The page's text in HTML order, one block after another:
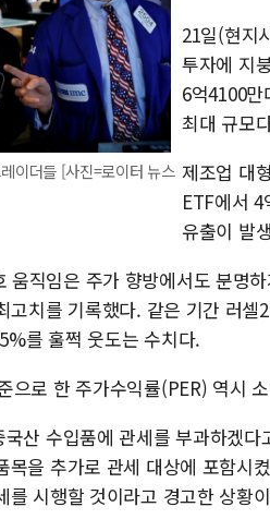
이더들 [사진=로이터 뉴스
21일(현지
투자에 지
6억4100
최대 규모
제조업 대
ETF에서
유출이 발
움직임은 주가 향방에서도 분명
고치를 기록했다. 같은 기간 러
를 훌쩍 웃도는 수치다.
으로 한 주가수익률(PER) 역시
산 수입품에 관세를 부과하겠
목을 추가로 관세 대상에 포함시
를 시행할 것이라고 경고한 상황